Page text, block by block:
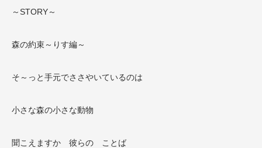
～STORY～
森の約束～りす編～
そ～っと手元でささやいているのは
小さな森の小さな動物
聞こえますか 彼らの ことば